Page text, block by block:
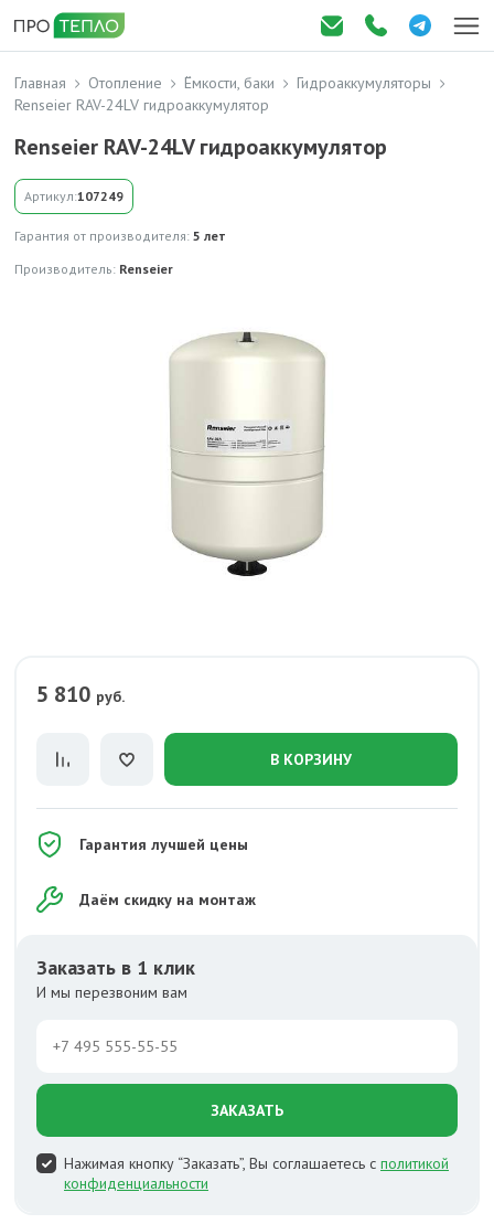
Главная Отопление Ёмкости, баки
Гидроаккумуляторы
Renseier RAV-24LV гидроаккумулятор
Renseier RAV-24LV гидроаккумулятор
Артикул:107249
Гарантия от производителя: 5 лет
Производитель: Renseier
5 810 руб.
В КОРЗИНУ
Гарантия лучшей цены
Даём скидку на монтаж
Заказать в 1 клик
И мы перезвоним вам
ЗАКАЗАТЬ
Нажимая кнопку “Заказать”, Вы соглашаетесь с политикой
конфиденциальности